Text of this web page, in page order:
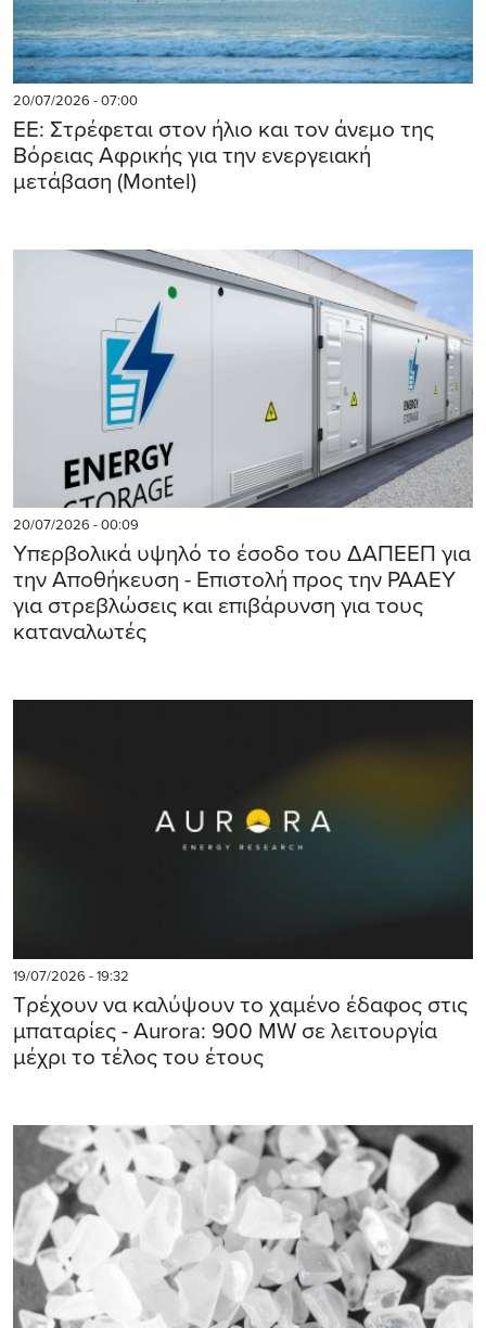
20/07/2026 - 07:00
ΕΕ: Στρέφεται στον ήλιο και τον άνεμο της
Βόρειας Αφρικής για την ενεργειακή
μετάβαση (Montel)
20/07/2026 - 00:09
Υπερβολικά υψηλό το έσοδο του ΔΑΠΕΕΠ για
την Αποθήκευση - Επιστολή προς την ΡΑΑΕΥ
για στρεβλώσεις και επιβάρυνση για τους
καταναλωτές
19/07/2026 - 19:32
Τρέχουν να καλύψουν το χαμένο έδαφος στις
μπαταρίες - Aurora: 900 MW σε λειτουργία
μέχρι το τέλος του έτους